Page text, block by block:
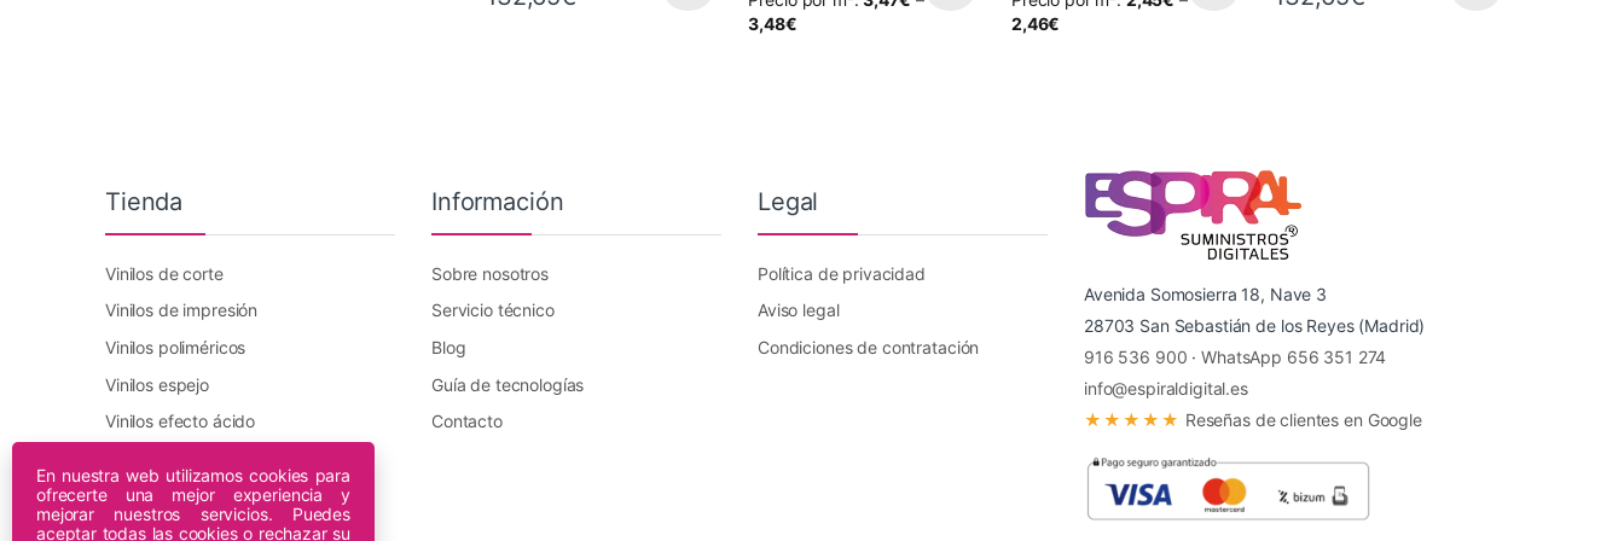
3,48€
2,46€
Tienda
Vinilos de corte
Vinilos de impresión
Vinilos poliméricos
Vinilos espejo
Vinilos efecto ácido
Plotters DTF Innuro
Plotters de impresión
Información
Sobre nosotros
Servicio técnico
Blog
Guía de tecnologías
Contacto
Legal
Política de privacidad
Aviso legal
Condiciones de contratación
Avenida Somosierra 18, Nave 3
28703 San Sebastián de los Reyes (Madrid)
916 536 900 ·WhatsApp 656 351 274
info@espiraldigital.es
★★★★★ Reseñas de clientes en Google
En nuestra web utilizamos cookies para
ofrecerte una mejor experiencia y
mejorar nuestros servicios. Puedes
aceptar todas las cookies o rechazar su